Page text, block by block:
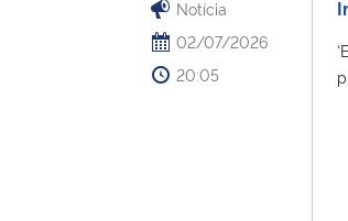
Notícia
02/07/2026
20:05